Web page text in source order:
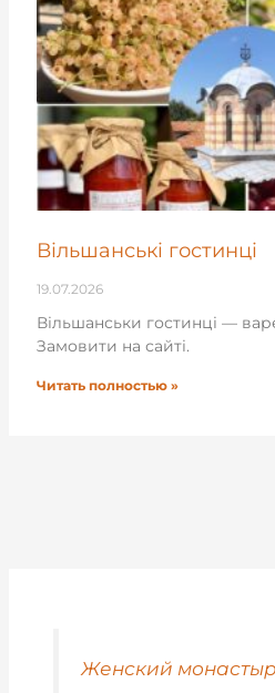
Вільшанські гостинці
19.07.2026
Вільшанськи гостинці —
Замовити на сайті.
Читать полностью »
Женский